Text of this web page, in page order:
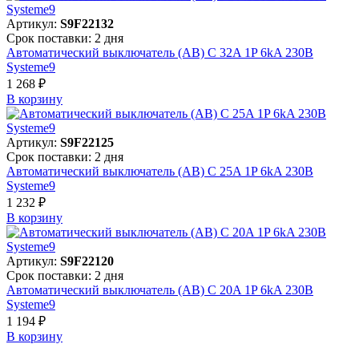
Артикул: S9F22132
Срок поставки: 2 дня
Автоматический выключатель (АВ) C 32A 1P 6kA 230В
Systeme9
1 268 ₽
В корзинy
Артикул: S9F22125
Срок поставки: 2 дня
Автоматический выключатель (АВ) C 25A 1P 6kA 230В
Systeme9
1 232 ₽
В корзинy
Артикул: S9F22120
Срок поставки: 2 дня
Автоматический выключатель (АВ) C 20A 1P 6kA 230В
Systeme9
1 194 ₽
В корзинy